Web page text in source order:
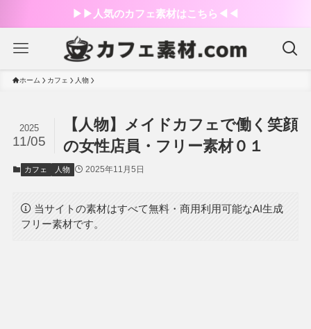
▶︎▶︎人気のカフェ素材はこちら◀︎◀︎
ホーム カフェ 人物
【人物】メイドカフェで働く笑顔
の女性店員・フリー素材０１
2025
11/05
カフェ 人物 2025年11月5日
当サイトの素材はすべて無料・商用利用可能なAI生成
フリー素材です。